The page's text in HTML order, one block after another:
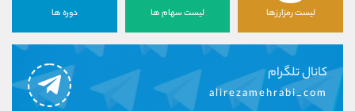
لیست رمزارزها لیست سهام ها دوره ها
کانال تلگرام
alirezamehrabi_com